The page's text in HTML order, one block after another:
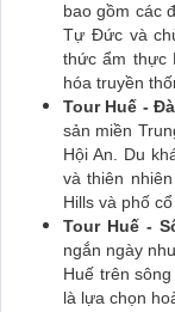
bao gồm các
Tự Đức và
thức ẩm thực
hóa truyền
Tour Huế -
sản miền
Hội An. Du
và thiên
Hills và phố
Tour Huế -
ngắn ngày
Huế trên
là lựa chọn